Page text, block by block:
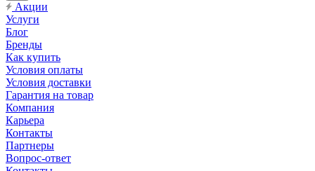
Акции
Услуги
Блог
Бренды
Как купить
Условия оплаты
Условия доставки
Гарантия на товар
Компания
Карьера
Контакты
Партнеры
Вопрос-ответ